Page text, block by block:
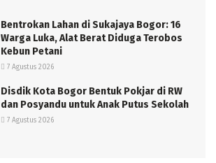
Bentrokan Lahan di Sukajaya Bogor: 16
Warga Luka, Alat Berat Diduga Terobos
Kebun Petani
7 Agustus 2026
Disdik Kota Bogor Bentuk Pokjar di RW
dan Posyandu untuk Anak Putus Sekolah
7 Agustus 2026